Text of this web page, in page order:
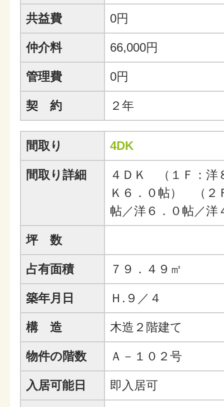
共益費 0円
仲介料 66,000円
管理費 0円
契 約 ２年
間取り 4DK
間取り詳細
４ＤＫ （１Ｆ：洋
Ｋ６．０帖） （２
帖／洋６．０帖／洋
坪 数
占有面積 ７９．４９㎡
築年月日 Ｈ.９／４
構 造 木造２階建て
物件の階数 Ａ－１０２号
入居可能日 即入居可